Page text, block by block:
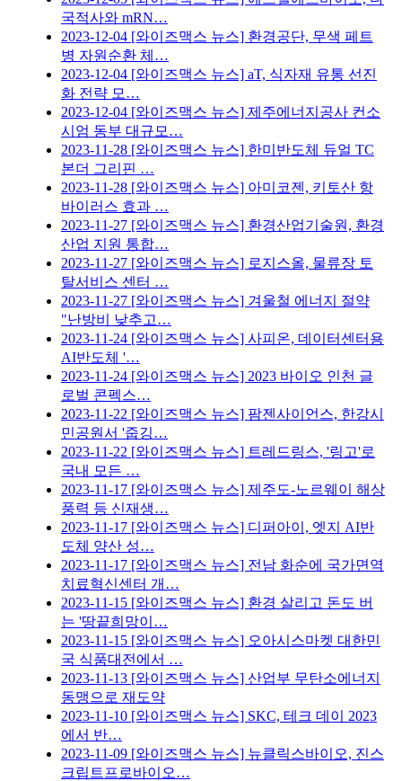
국적사와 mRN…
2023-12-04 [와이즈맥스 뉴스] 환경공단, 무색 페트
병 자원순환 체…
2023-12-04 [와이즈맥스 뉴스] aT, 식자재 유통 선진
화 전략 모…
2023-12-04 [와이즈맥스 뉴스] 제주에너지공사 컨소
시엄 동부 대규모…
2023-11-28 [와이즈맥스 뉴스] 한미반도체 듀얼 TC
본더 그리핀 …
2023-11-28 [와이즈맥스 뉴스] 아미코젠, 키토산 항
바이러스 효과 …
2023-11-27 [와이즈맥스 뉴스] 환경산업기술원, 환경
산업 지원 통합…
2023-11-27 [와이즈맥스 뉴스] 로지스올, 물류장 토
탈서비스 센터 …
2023-11-27 [와이즈맥스 뉴스] 겨울철 에너지 절약
"난방비 낮추고…
2023-11-24 [와이즈맥스 뉴스] 사피온, 데이터센터용
AI반도체 '…
2023-11-24 [와이즈맥스 뉴스] 2023 바이오 인천 글
로벌 콘펙스…
2023-11-22 [와이즈맥스 뉴스] 팜젠사이언스, 한강시
민공원서 '줍깅…
2023-11-22 [와이즈맥스 뉴스] 트레드링스, '링고'로
국내 모든 …
2023-11-17 [와이즈맥스 뉴스] 제주도-노르웨이 해상
풍력 등 신재생…
2023-11-17 [와이즈맥스 뉴스] 디퍼아이, 엣지 AI반
도체 양산 성…
2023-11-17 [와이즈맥스 뉴스] 전남 화순에 국가면역
치료혁신센터 개…
2023-11-15 [와이즈맥스 뉴스] 환경 살리고 돈도 버
는 '땅끝희망이…
2023-11-15 [와이즈맥스 뉴스] 오아시스마켓 대한민
국 식품대전에서 …
2023-11-13 [와이즈맥스 뉴스] 산업부 무탄소에너지
동맹으로 재도약
2023-11-10 [와이즈맥스 뉴스] SKC, 테크 데이 2023
에서 반…
2023-11-09 [와이즈맥스 뉴스] 뉴클릭스바이오, 진스
크립트프로바이오…